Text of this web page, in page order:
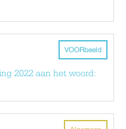
VOORbeeld
2022 aan het woord: